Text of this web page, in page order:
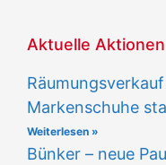
Aktuelle Aktionen
Markenschuhe
Weiterlesen »
Bünker – neue